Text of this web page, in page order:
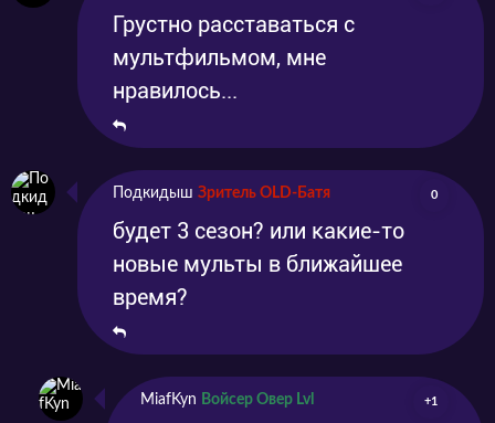
Грустно расставаться с
мультфильмом, мне
нравилось...
Подкидыш Зритель OLD-Батя 0
будет 3 сезон? или какие-то
новые мульты в ближайшее
время?
MiafKyn Войсер Овер Lvl +1